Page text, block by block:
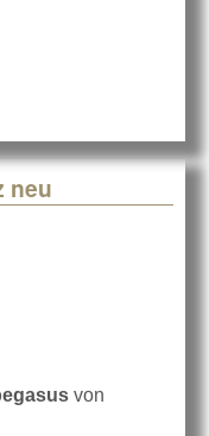
neu
von